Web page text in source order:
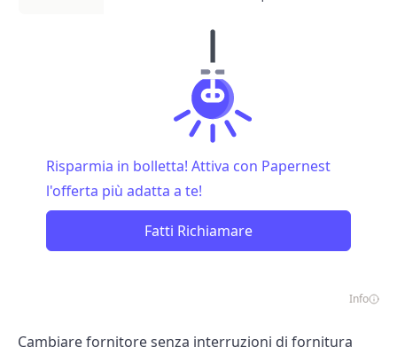
Risparmia in bolletta! Attiva con Papernest
l'offerta più adatta a te!
Fatti Richiamare
Info
Cambiare fornitore senza interruzioni di fornitura